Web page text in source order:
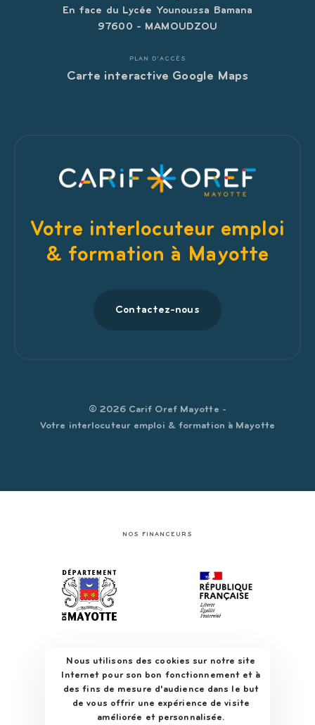
En face du Lycée Younoussa Bamana
97600 - MAMOUDZOU
PLAN D'ACCÈS
Carte interactive Google Maps
Votre interlocuteur emploi
& formation à Mayotte
Contactez-nous
© 2026 Carif Oref Mayotte -
Votre interlocuteur emploi & formation à Mayotte
NOS FINANCEURS
Nous utilisons des cookies sur notre site
Internet pour son bon fonctionnement et à
des fins de mesure d'audience dans le but
de vous offrir une expérience de visite
améliorée et personnalisée.